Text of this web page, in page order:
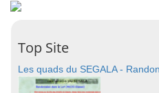
Top Site
Les quads du SEGALA -